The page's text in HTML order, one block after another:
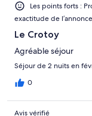
Les points forts :
exactitude de l’annonce
Le Crotoy
Agréable séjour
Séjour de 2 nuits en
0
Avis vérifié